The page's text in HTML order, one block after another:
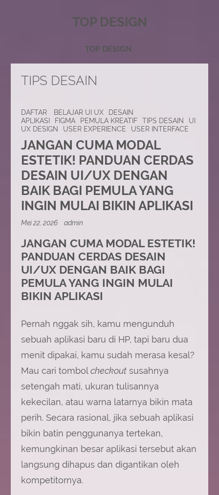
TOP DESIGN
TOP DESIGN
TIPS DESAIN
DAFTAR BELAJAR UI UX
DESAIN
APLIKASI
FIGMA PEMULA KREATIF TIPS DESAIN
UI
UX DESIGN
USER EXPERIENCE USER INTERFACE
JANGAN CUMA MODAL
ESTETIK! PANDUAN CERDAS
DESAIN UI/UX DENGAN
BAIK BAGI PEMULA YANG
INGIN MULAI BIKIN APLIKASI
Mei 22, 2026 admin
JANGAN CUMA MODAL ESTETIK!
PANDUAN CERDAS DESAIN
UI/UX DENGAN BAIK BAGI
PEMULA YANG INGIN MULAI
BIKIN APLIKASI
Pernah nggak sih, kamu mengunduh
sebuah aplikasi baru di HP, tapi baru dua
menit dipakai, kamu sudah merasa kesal?
Mau cari tombolcheckoutsusahnya
setengah mati, ukuran tulisannya
kekecilan, atau warna latarnya bikin mata
perih. Secara rasional, jika sebuah aplikasi
bikin batin penggunanya tertekan,
kemungkinan besar aplikasi tersebut akan
langsung dihapus dan digantikan oleh
kompetitornya.